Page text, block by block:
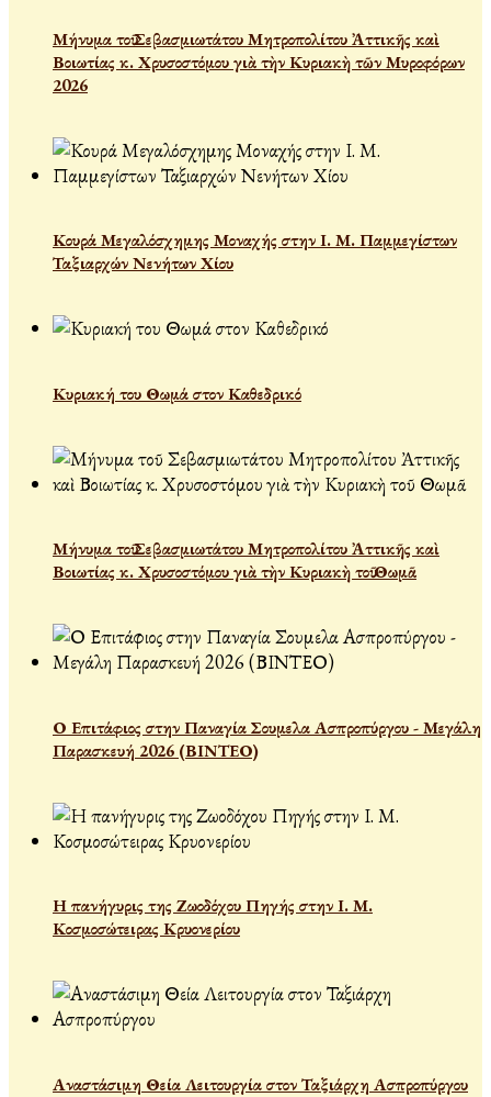
Μήνυμα τοῦ Σεβασμιωτάτου Μητροπολίτου Ἀττικῆς καὶ
Βοιωτίας κ. Χρυσοστόμου γιὰ τὴν Κυριακὴ τῶν Μυροφόρων
2026
Κουρά Μεγαλόσχημης Μοναχής στην Ι. Μ. Παμμεγίστων
Ταξιαρχών Νενήτων Χίου
Κυριακή του Θωμά στον Καθεδρικό
Μήνυμα τοῦ Σεβασμιωτάτου Μητροπολίτου Ἀττικῆς καὶ
Βοιωτίας κ. Χρυσοστόμου γιὰ τὴν Κυριακὴ τοῦ Θωμᾶ
Ο Επιτάφιος στην Παναγία Σουμελα Ασπροπύργου - Μεγάλη
Παρασκευή 2026 (ΒΙΝΤΕΟ)
Η πανήγυρις της Ζωοδόχου Πηγής στην Ι. Μ.
Κοσμοσώτειρας Κρυονερίου
Αναστάσιμη Θεία Λειτουργία στον Ταξιάρχη Ασπροπύργου